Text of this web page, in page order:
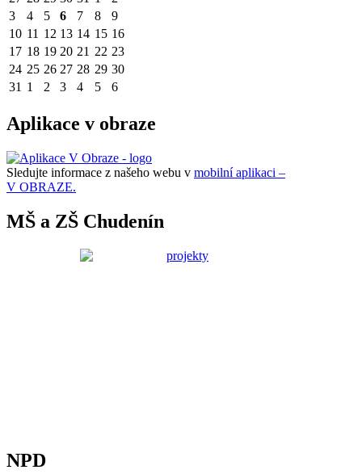
3
4 5 6 7 8
9
10 11 12 13 14 15 16
17 18 19 20 21 22 23
24 25 26 27 28 29 30
31 1 2 3 4 5 6
Aplikace v obraze
Sledujte informace z našeho webu v mobilní aplikaci –
V OBRAZE.
MŠ a ZŠ Chudenín
NPD